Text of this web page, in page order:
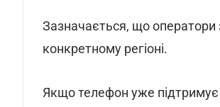
Зазначається, що
конкретному регіоні.
Якщо телефон уже